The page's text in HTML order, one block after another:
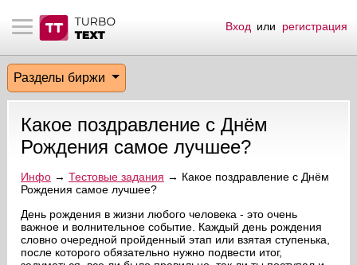
материалы
биржи
эфир
на сайте
пользователей
сообщения
по форуму
Вход или регистрация
Разделы биржи
Какое поздравление с Днём
Рождения самое лучшее?
Инфо→ Тестовые задания → Какое поздравление с Днём
Рождения самое лучшее?
День рождения в жизни любого человека - это очень
важное и волнительное событие. Каждый день рождения
словно очередной пройденный этап или взятая ступенька,
после которого обязательно нужно подвести итог,